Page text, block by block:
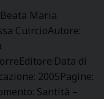
Maria
CuircioAutore:
di
2005Pagine:
Santità –